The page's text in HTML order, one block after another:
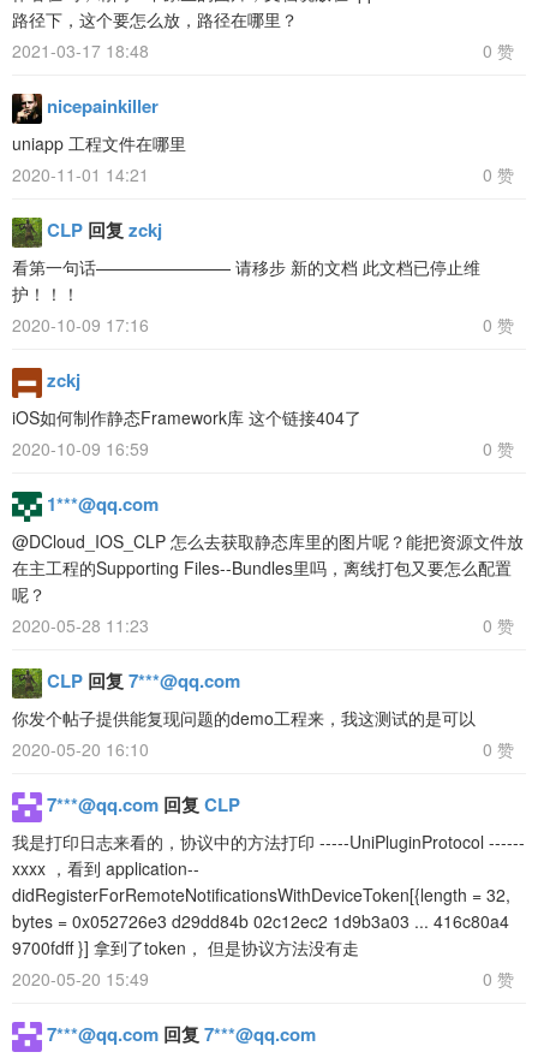
路径下，这个要怎么放，路径在哪里？
2021-03-17 18:48
0 赞
nicepainkiller
uniapp 工程文件在哪里
2020-11-01 14:21
0 赞
CLP 回复 zckj
看第一句话———————— 请移步 新的文档 此文档已停止维
护！！！
2020-10-09 17:16
0 赞
zckj
iOS如何制作静态Framework库 这个链接404了
2020-10-09 16:59
0 赞
1***@qq.com
@DCloud_IOS_CLP 怎么去获取静态库里的图片呢？能把资源文件放
在主工程的Supporting Files--Bundles里吗，离线打包又要怎么配置
呢？
2020-05-28 11:23
0 赞
CLP 回复 7***@qq.com
你发个帖子提供能复现问题的demo工程来，我这测试的是可以
2020-05-20 16:10
0 赞
7***@qq.com 回复 CLP
我是打印日志来看的，协议中的方法打印 -----UniPluginProtocol ------
xxxx ，看到 application--
didRegisterForRemoteNotificationsWithDeviceToken[{length = 32,
bytes = 0x052726e3 d29dd84b 02c12ec2 1d9b3a03 ... 416c80a4
9700fdff }] 拿到了token， 但是协议方法没有走
2020-05-20 15:49
0 赞
7***@qq.com 回复 7***@qq.com